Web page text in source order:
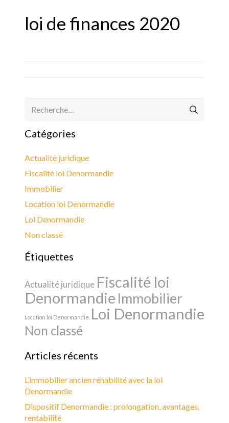
loi de finances 2020
Catégories
Actualité juridique
Fiscalité loi Denormandie
Immobilier
Location loi Denormandie
Loi Denormandie
Non classé
Étiquettes
Actualité juridique Fiscalité loi
Denormandie Immobilier
Location loi Denormandie Loi Denormandie
Non classé
Articles récents
L’immobilier ancien réhabilité avec la loi
Denormandie
Dispositif Denormandie : prolongation, avantages,
rentabilité